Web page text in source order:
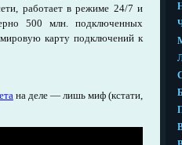
работает в режиме 24/7 и
500 млн. подключенных
карту подключений к
на деле — лишь миф (кстати,